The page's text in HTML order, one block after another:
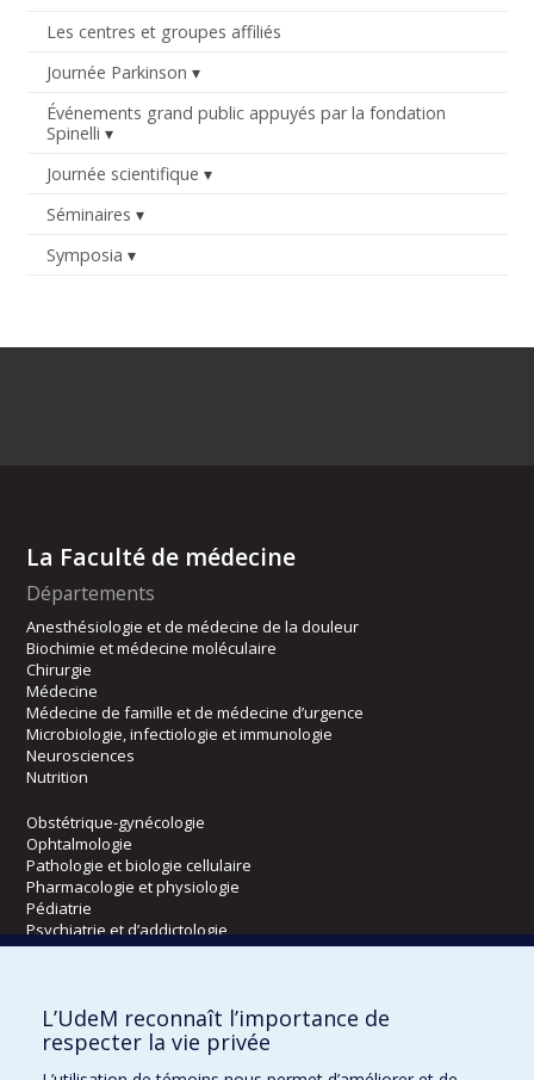
Les centres et groupes affiliés
Journée Parkinson
Événements grand public appuyés par la fondation
Spinelli
Journée scientifique
Séminaires
Symposia
La Faculté de médecine
Départements
Anesthésiologie et de médecine de la douleur
Biochimie et médecine moléculaire
Chirurgie
Médecine
Médecine de famille et de médecine d’urgence
Microbiologie, infectiologie et immunologie
Neurosciences
Nutrition
Obstétrique-gynécologie
Ophtalmologie
Pathologie et biologie cellulaire
Pharmacologie et physiologie
Pédiatrie
Psychiatrie et d’addictologie
Radiologie, radio-oncologie et médecine nucléaire
Écoles
L’UdeM reconnaît l’importance de
respecter la vie privée